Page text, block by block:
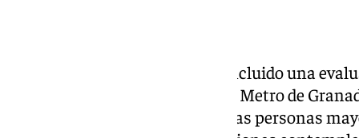
El proceso de certificación ha incluido una
concretas llevadas a cabo por el Metro de
con la calidad y el bienestar de las personas